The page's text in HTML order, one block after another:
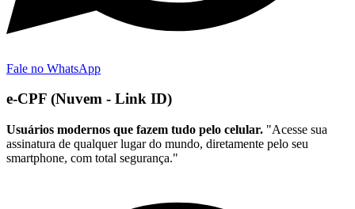
Fale no WhatsApp
e-CPF (Nuvem - Link ID)
Usuários modernos que fazem tudo pelo celular. "Acesse sua
assinatura de qualquer lugar do mundo, diretamente pelo seu
smartphone, com total segurança."